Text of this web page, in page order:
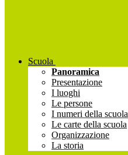
Scuola
Panoramica
Presentazione
I luoghi
Le persone
I numeri della scuola
Le carte della scuola
Organizzazione
La storia